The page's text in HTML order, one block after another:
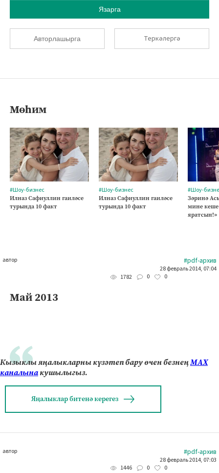
Язарга
Авторлашырга Теркәлергә
Мөһим
#Шоу-бизнес
Илназ Сафиуллин гаиләсе
турында 10 факт
#Шоу-бизнес
Илназ Сафиуллин гаиләсе
турында 10 факт
#Шоу-
Зәринә
мине
яратсын!»
автор #pdf-архив
28 февраль 2014, 07:04
1782
0 0
Май 2013
Кызыклы яңалыкларны күзәтеп бару өчен безнеңМАХ
каналынакушылыгыз.
Яңалыклар битенә керегез
автор #pdf-архив
28 февраль 2014, 07:03
1446
0 0